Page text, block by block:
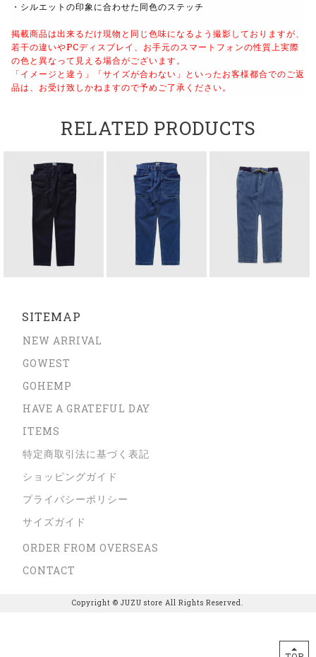
・シルエットの印象に合わせた同色のステッチ
掲載商品は出来るだけ現物と同じ色味になるよう 撮影しておりますが、
若干の違いやPCディスプレイ、 お手元のスマートフォンの性質上実際
の色と異なって見える場合がございます。
「イメージと違う」「サイズが合わない」といったお客様都合でのご返
品は、 お受け致しかねますので予めご了承ください。
RELATED PRODUCTS
SITEMAP
NEW ARRIVAL
GOWEST
GOHEMP
HAVE A GRATEFUL DAY
ITEMS
特定商取引法に基づく表記
ショッピングガイド
プライバシーポリシー
サイズガイド
ORDER FROM OVERSEAS
CONTACT
Copyright © JUZU store All Rights Reserved.